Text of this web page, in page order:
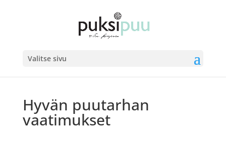
Valitse sivu
Hyvän puutarhan
vaatimukset